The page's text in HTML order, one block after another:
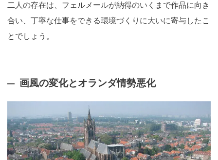
二人の存在は、フェルメールが納得のいくまで作品に向き
合い、丁寧な仕事をできる環境づくりに大いに寄与したこ
とでしょう。
画風の変化とオランダ情勢悪化